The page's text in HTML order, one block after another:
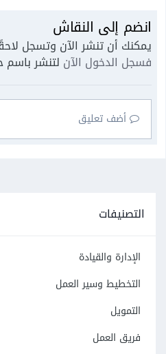
انضم إلى النقاش
يمكنك أن تنشر الآن وتسجل
فسجل الدخول الآن لتنشر
أضف تعليق
التصنيفات
الإدارة والقيادة
التخطيط وسير العمل
التمويل
فريق العمل